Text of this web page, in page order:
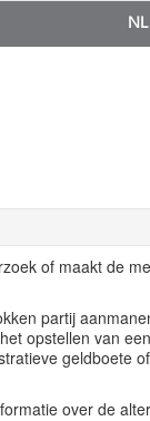
NL
of maakt de
partij
opstellen van
geldboete
over de